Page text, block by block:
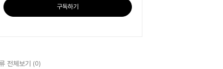
구독하기
전체보기 (0)